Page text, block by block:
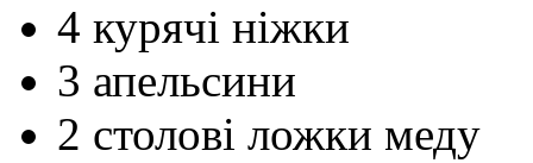
4 курячі ніжки
3 апельсини
2 столові ложки меду